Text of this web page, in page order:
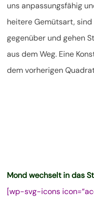
uns anpassungsfähig
heitere Gemütsart,
gegenüber und gehen
aus dem Weg. Eine
dem vorherigen
Mond wechselt in das
[wp-svg-icons